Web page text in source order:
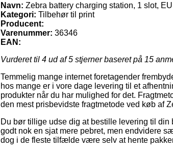
Navn: Zebra battery charging station, 1 slot, EU
Kategori: Tilbehør til print
Producent:
Varenummer: 36346
EAN:
Vurderet til 4 ud af 5 stjerner baseret på 15
Temmelig mange internet foretagender
hos mange er i vore dage levering til et
produkter når du har mulighed for det.
den mest prisbevidste fragtmetode ved køb af
Du bør tillige udse dig at bestille levering til
godt nok en sjat mere pebret, men endvidere
dog i de fleste tilfælde være selv at hente